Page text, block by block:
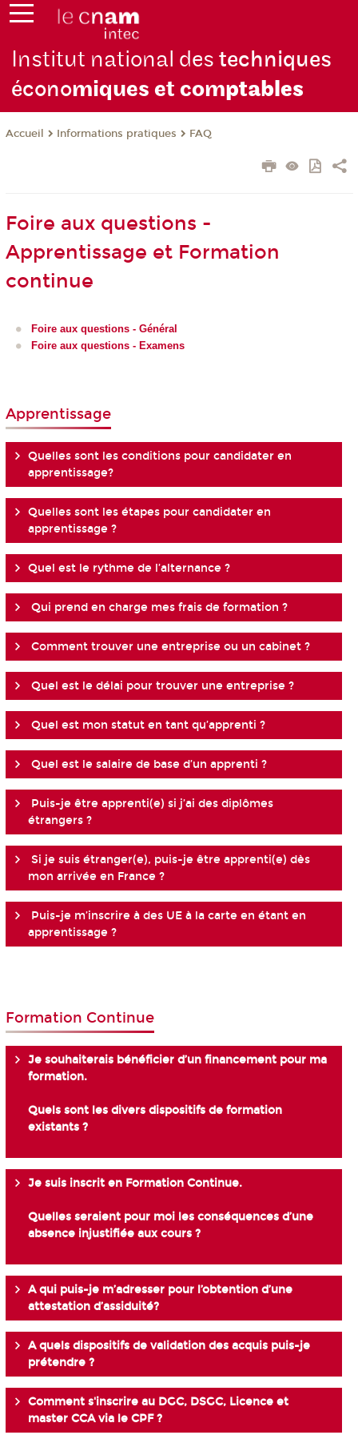
Institut national destechniques
économiques et comptables
Accueil Informations pratiques FAQ
Foire aux questions -
Apprentissage et Formation
continue
Foire aux questions - Général
Foire aux questions - Examens
Apprentissage
Quelles sont les conditions pour candidater en
apprentissage?
Quelles sont les étapes pour candidater en
apprentissage ?
Quel est le rythme de l’alternance ?
Qui prend en charge mes frais de formation ?
Comment trouver une entreprise ou un cabinet ?
Quel est le délai pour trouver une entreprise ?
Quel est mon statut en tant qu’apprenti ?
Quel est le salaire de base d’un apprenti ?
Puis-je être apprenti(e) si j’ai des diplômes
étrangers ?
Si je suis étranger(e), puis-je être apprenti(e) dès
mon arrivée en France ?
Puis-je m’inscrire à des UE à la carte en étant en
apprentissage ?
Formation Continue
Je souhaiterais bénéficier d’un financement pour ma
formation.
Quels sont les divers dispositifs de formation
existants ?
Je suis inscrit en Formation Continue.
Quelles seraient pour moi les conséquences d’une
absence injustifiée aux cours ?
A qui puis-je m’adresser pour l’obtention d’une
attestation d’assiduité?
A quels dispositifs de validation des acquis puis-je
prétendre ?
Comment s'inscrire au DGC, DSGC, Licence et
master CCA via le CPF ?